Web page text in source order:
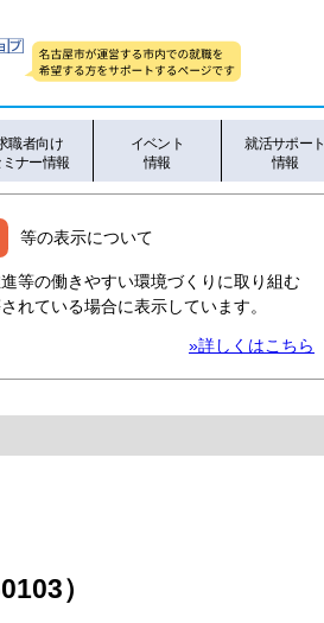
職者向け
ナー情報
イベント
情報
就活サポート
情報
等の表示について
等の働きやすい環境づくりに取り組む
れている場合に表示しています。
»詳しくはこちら
）